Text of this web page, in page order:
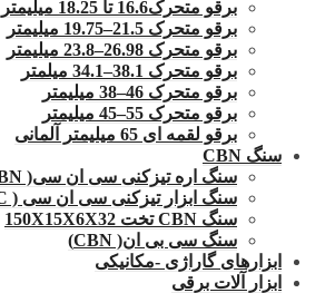
برقو متحرک16.6 تا 18.25 میلیمتر
برقو متحرک 21.5–19.75 میلیمتر
برقو متحرک 26.98–23.8 میلیمتر
برقو متحرک 38.1–34.1 میلمتر
برقو متحرک 46–38 میلیمتر
برقو متحرک 55–45 میلیمتر
برقو لقمه ای 65 میلیمتر آلمانی
سنگ CBN
سنگ اره تیزکنی سی ان سی( CBN)
سنگ ابزار تیزکنی سی ان سی ( CNC)
سنگ CBN تخت 150X15X6X32
سنگ سی بی ان( CBN)
ابزارهای گاراژی -مکانیکی
ابزار آلات برقی